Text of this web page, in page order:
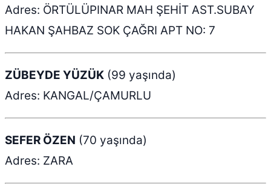
Adres: ÖRTÜLÜPINAR MAH ŞEHİT AST.SUBAY
HAKAN ŞAHBAZ SOK ÇAĞRI APT NO: 7
ZÜBEYDE YÜZÜK (99 yaşında)
Adres: KANGAL/ÇAMURLU
SEFER ÖZEN (70 yaşında)
Adres: ZARA